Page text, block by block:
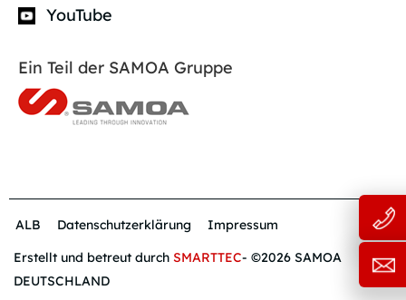
YouTube
Ein Teil der SAMOA Gruppe
ALB Datenschutzerklärung
Impressum
Erstellt und betreut durch SMARTTEC- ©2026 SAMOA
DEUTSCHLAND